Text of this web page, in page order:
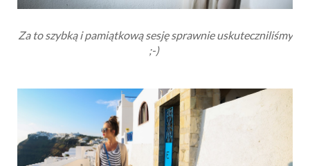
Za to szybką i pamiątkową sesję sprawnie uskuteczniliśmy
;-)